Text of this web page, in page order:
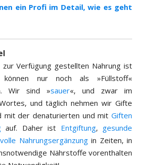
ein Profi im Detail, wie es geht
Verfügung gestellten Nahrung ist
können nur noch als »Füllstoff«
Wir sind »sauer«, und zwar im
und täglich nehmen wir Gifte
mit der denaturierten und mit Giften
auf. Daher ist Entgiftung, gesunde
Nahrungsergänzungin Zeiten, in
Nährstoffe vorenthalten